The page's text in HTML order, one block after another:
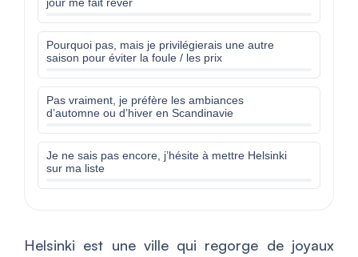
Pourquoi pas, mais je privilégierais une autre
saison pour éviter la foule / les prix
Pas vraiment, je préfère les ambiances
d’automne ou d’hiver en Scandinavie
Je ne sais pas encore, j’hésite à mettre Helsinki
sur ma liste
Helsinki est une ville qui regorge de joyaux